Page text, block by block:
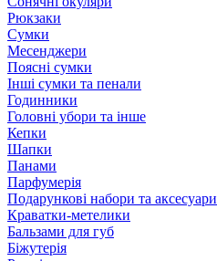
Рюкзаки
Сумки
Месенджери
Поясні сумки
Інші сумки та пенали
Годинники
Головні убори та інше
Кепки
Шапки
Панами
Парфумерія
Подарункові набори та аксесуари
Краватки-метелики
Бальзами для губ
Біжутерія